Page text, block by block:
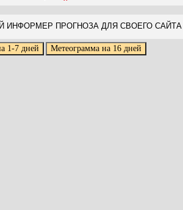
ИНФОРМЕР ПРОГНОЗА ДЛЯ СВОЕГО САЙТА